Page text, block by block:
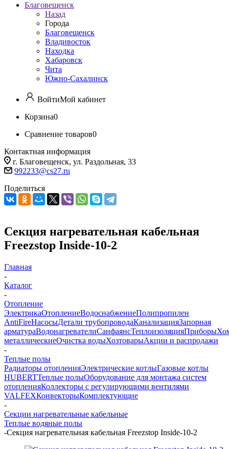
Благовещенск
Назад
Города
Благовещенск
Владивосток
Находка
Хабаровск
Чита
Южно-Сахалинск
ВойтиМой кабинет
Корзина0
Сравнение товаров0
Контактная информация
г. Благовещенск, ул. Раздольная, 33
992233@cs27.ru
Поделиться
Секция нагревательная кабельная
Freezstop Inside-10-2
Главная
-
Каталог
-
Отопление
ЭлектрикаОтоплениеВодоснабжениеПолипропилен
AntiFireНасосыДетали трубопроводаКанализацияЗапорная
арматураВодонагревателиСанфаянсТеплоизоляцияПриборы
металлическиеОчистка водыХозтоварыАкции и распродажи
-
Теплые полы
Радиаторы отопленияЭлектрические котлыГазовые котлы
HUBERTТеплые полыОборудование для монтажа систем
отопленияКоллекторы с регулирующими вентилями
VALFEXКонвекторыКомплектующие
-
Секции нагревательные кабельные
Теплые водяные полы
-Секция нагревательная кабельная Freezstop Inside-10-2